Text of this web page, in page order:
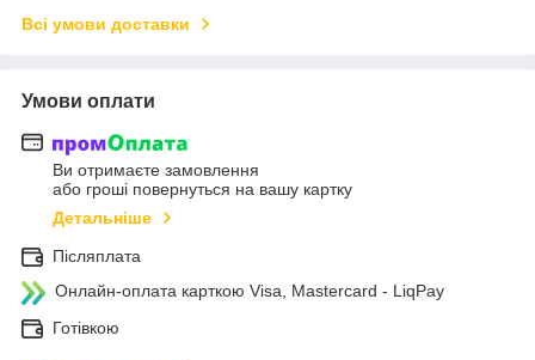
Всі умови доставки
Умови оплати
Ви отримаєте замовлення
або гроші повернуться на вашу картку
Детальніше
Післяплата
Онлайн-оплата карткою Visa, Mastercard - LiqPay
Готівкою